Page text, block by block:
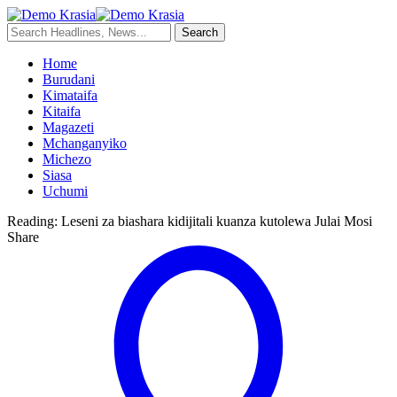
Home
Burudani
Kimataifa
Kitaifa
Magazeti
Mchanganyiko
Michezo
Siasa
Uchumi
Reading: Leseni za biashara kidijitali kuanza kutolewa Julai Mosi
Share